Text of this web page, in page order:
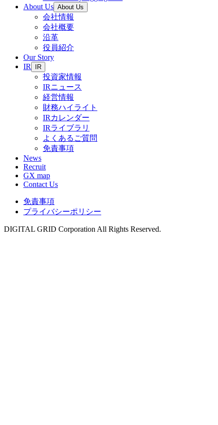
About Us About Us
会社情報
会社概要
沿革
役員紹介
Our Story
IR
IR
投資家情報
IRニュース
経営情報
財務ハイライト
IRカレンダー
IRライブラリ
よくあるご質問
免責事項
News
Recruit
GX map
Contact Us
免責事項
プライバシーポリシー
DIGITAL GRID Corporation All Rights Reserved.